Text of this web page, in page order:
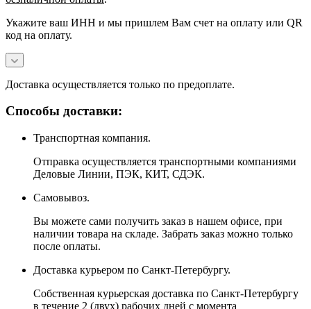
Укажите ваш ИНН и мы пришлем Вам счет на оплату или QR
код на оплату.
Доставка осуществляется только по предоплате.
Способы доставки:
Транспортная компания.
Отправка осуществляется транспортными компаниями
Деловые Линии, ПЭК, КИТ, СДЭК.
Самовывоз.
Вы можете сами получить заказ в нашем офисе, при
наличии товара на складе. Забрать заказ можно только
после оплаты.
Доставка курьером по Санкт-Петербургу.
Собственная курьерская доставка по Санкт-Петербургу
в течение 2 (двух) рабочих дней с момента